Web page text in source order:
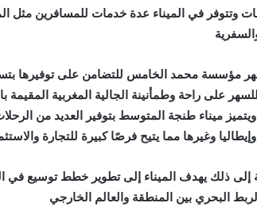
وتتوفر في الميناء عدة خدمات للمسافرين مثل
مؤسسة محمد الخامس للتضامن على توفيرها
على راحة وطمأنينة الجالية المغربية المقيمة
ميناء طنجة المتوسط بتوفير العديد من
وغيرها مما يتيح فرصًا كبيرة للتجارة
إلى ذلك يهدف الميناء إلى تطوير خطط توسيع
البحري بين المنطقة والعالم الخارجي